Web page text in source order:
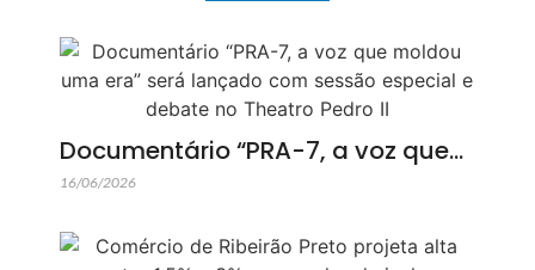
Documentário “PRA-7, a voz que…
16/06/2026